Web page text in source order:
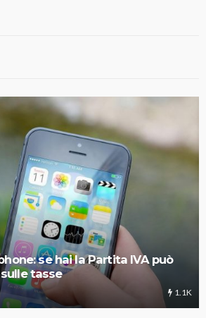
se hai la Partita IVA può
tasse
1.1K